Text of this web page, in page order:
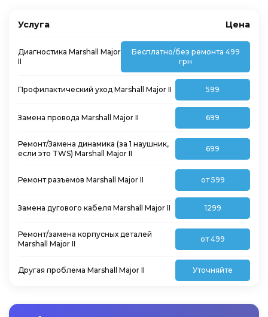
Услуга Цена
Диагностика Marshall Major
II
Бесплатно/без ремонта 499
грн
Профилактический уход Marshall Major II 599
Замена провода Marshall Major II 699
Ремонт/Замена динамика (за 1 наушник,
если это TWS) Marshall Major II
699
Ремонт разъемов Marshall Major II от 599
Замена дугового кабеля Marshall Major II 1299
Ремонт/замена корпусных деталей
Marshall Major II
от 499
Другая проблема Marshall Major II Уточняйте